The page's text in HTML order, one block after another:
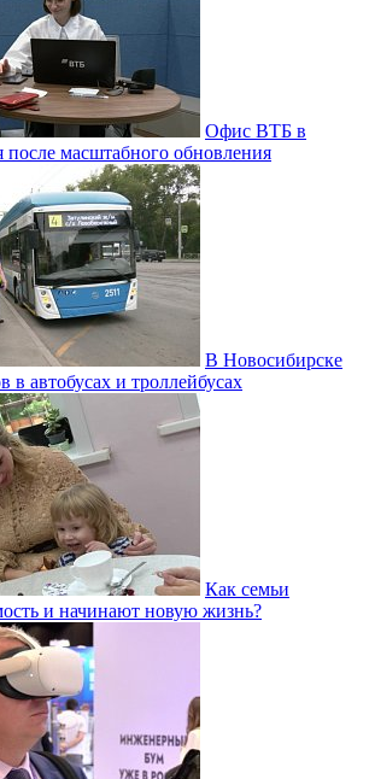
Офис ВТБ в
масштабного обновления
В Новосибирске
в автобусах и троллейбусах
Как семьи
и начинают новую жизнь?